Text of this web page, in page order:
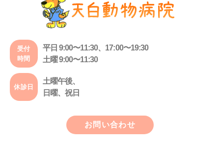
受付
時間
平日 9:00〜11:30、17:00〜19:30
土曜 9:00〜11:30
休診日
土曜午後、
日曜、祝日
お問い合わせ